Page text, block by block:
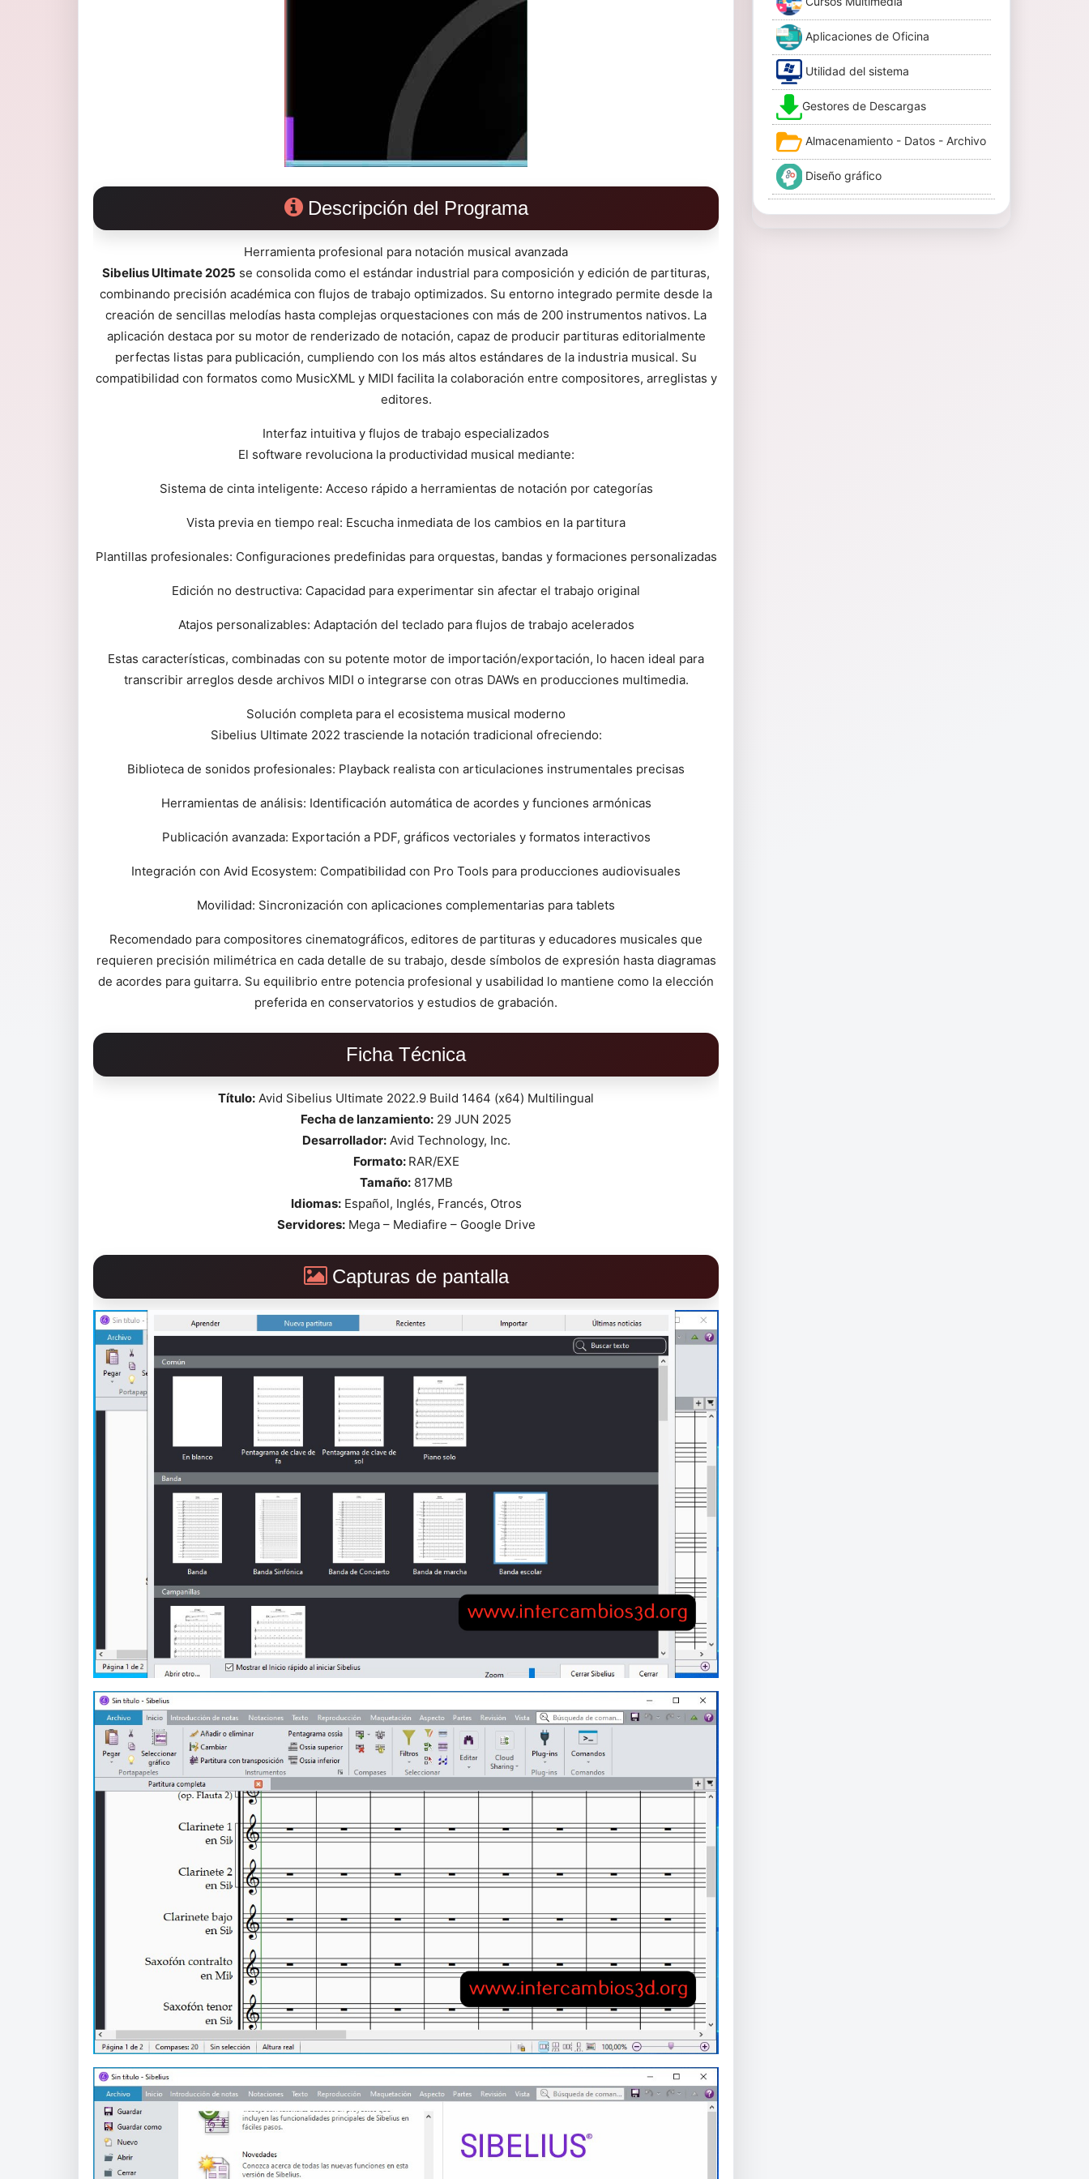
Descripción del Programa
Herramienta profesional para notación musical avanzada
Sibelius Ultimate 2025 se consolida como el estándar industrial para composición y edición de partituras,
combinando precisión académica con flujos de trabajo optimizados. Su entorno integrado permite desde la
creación de sencillas melodías hasta complejas orquestaciones con más de 200 instrumentos nativos. La
aplicación destaca por su motor de renderizado de notación, capaz de producir partituras editorialmente
perfectas listas para publicación, cumpliendo con los más altos estándares de la industria musical. Su
compatibilidad con formatos como MusicXML y MIDI facilita la colaboración entre compositores, arreglistas y
editores.
Interfaz intuitiva y flujos de trabajo especializados
El software revoluciona la productividad musical mediante:
Sistema de cinta inteligente: Acceso rápido a herramientas de notación por categorías
Vista previa en tiempo real: Escucha inmediata de los cambios en la partitura
Plantillas profesionales: Configuraciones predefinidas para orquestas, bandas y formaciones personalizadas
Edición no destructiva: Capacidad para experimentar sin afectar el trabajo original
Atajos personalizables: Adaptación del teclado para flujos de trabajo acelerados
Estas características, combinadas con su potente motor de importación/exportación, lo hacen ideal para
transcribir arreglos desde archivos MIDI o integrarse con otras DAWs en producciones multimedia.
Solución completa para el ecosistema musical moderno
Sibelius Ultimate 2022 trasciende la notación tradicional ofreciendo:
Biblioteca de sonidos profesionales: Playback realista con articulaciones instrumentales precisas
Herramientas de análisis: Identificación automática de acordes y funciones armónicas
Publicación avanzada: Exportación a PDF, gráficos vectoriales y formatos interactivos
Integración con Avid Ecosystem: Compatibilidad con Pro Tools para producciones audiovisuales
Movilidad: Sincronización con aplicaciones complementarias para tablets
Recomendado para compositores cinematográficos, editores de partituras y educadores musicales que
requieren precisión milimétrica en cada detalle de su trabajo, desde símbolos de expresión hasta diagramas
de acordes para guitarra. Su equilibrio entre potencia profesional y usabilidad lo mantiene como la elección
preferida en conservatorios y estudios de grabación.
Ficha Técnica
Título: Avid Sibelius Ultimate 2022.9 Build 1464 (x64) Multilingual
Fecha de lanzamiento: 29 JUN 2025
Desarrollador:Avid Technology, Inc.
Formato: RAR/EXE
Tamaño:817MB
Idiomas:Español, Inglés, Francés, Otros
Servidores:Mega – Mediafire – Google Drive
Capturas de pantalla
Aplicaciones de Oficina
Utilidad del sistema
Gestores de Descargas
Almacenamiento - Datos - Archivo
Diseño gráfico